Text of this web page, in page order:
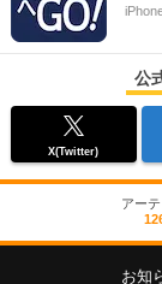
公
X(Twitter)
アー
お知